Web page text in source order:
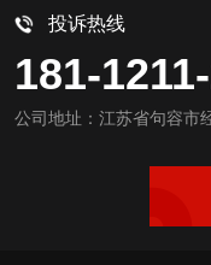
投诉热线
181-
公司地址：江苏省句容市